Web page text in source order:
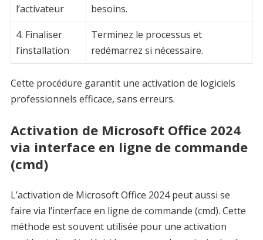
l’activateur
besoins.
4. Finaliser
l’installation
Terminez le processus et
redémarrez si nécessaire.
Cette procédure garantit une activation de logiciels
professionnels efficace, sans erreurs.
Activation de Microsoft Office 2024
via interface en ligne de commande
(cmd)
L’activation de Microsoft Office 2024 peut aussi se
faire via l’interface en ligne de commande (cmd). Cette
méthode est souvent utilisée pour une activation